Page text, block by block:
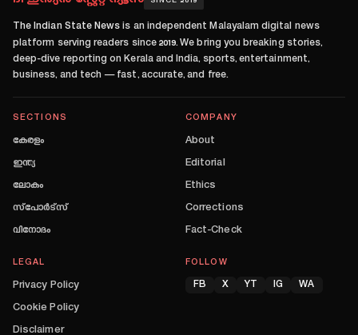
The Indian State News is an independent Malayalam digital news
platform serving readers since 2019. We bring you breaking stories,
deep-dive reporting on Kerala and India, sports, entertainment,
business, and tech — fast, accurate, and free.
SECTIONS
കേരളം
ഇന്ത്യ
ലോകം
സ്പോർട്സ്
വിനോദം
COMPANY
About
Editorial
Ethics
Corrections
Fact-Check
LEGAL
Privacy Policy
Cookie Policy
Disclaimer
FOLLOW
FB X YT IG WA